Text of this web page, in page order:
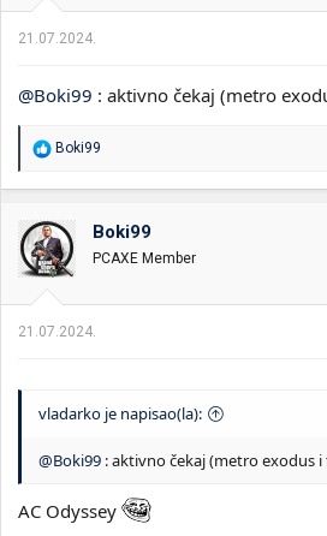
:
21.07.2024.
@Boki99 : aktivno čekaj (metro
R
a
o
v
a
n
:
Boki99
Boki99
PCAXE Member
21.07.2024.
vladarko je napisao(la):
@Boki99 : aktivno čekaj (metro exodus i
AC Odyssey